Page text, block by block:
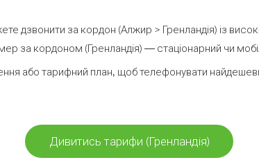
дзвонити за кордон (Алжир > Гренландія) із
за кордоном (Гренландія) — стаціонарний чи
або тарифний план, щоб телефонувати
Дивитись тарифи (Гренландія)